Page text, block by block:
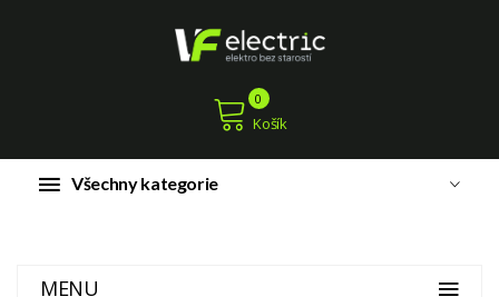
Košík
0
Všechny kategorie
MENU